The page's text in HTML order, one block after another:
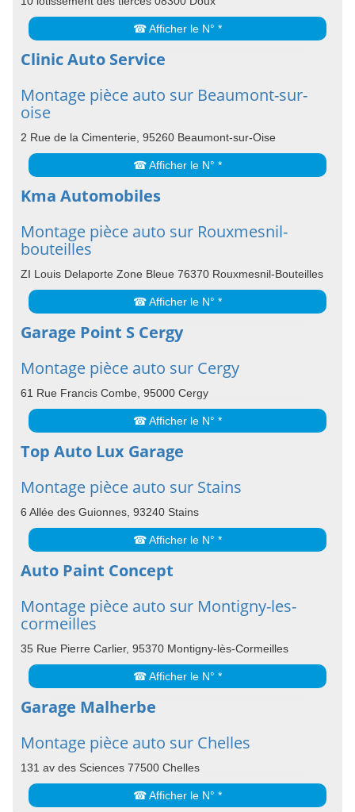
☎ Afficher le N° *
Clinic Auto Service
Montage pièce auto sur Beaumont-sur-
oise
2 Rue de la Cimenterie, 95260 Beaumont-sur-Oise
☎ Afficher le N° *
Kma Automobiles
Montage pièce auto sur Rouxmesnil-
bouteilles
ZI Louis Delaporte Zone Bleue 76370 Rouxmesnil-Bouteilles
☎ Afficher le N° *
Garage Point S Cergy
Montage pièce auto sur Cergy
61 Rue Francis Combe, 95000 Cergy
☎ Afficher le N° *
Top Auto Lux Garage
Montage pièce auto sur Stains
6 Allée des Guionnes, 93240 Stains
☎ Afficher le N° *
Auto Paint Concept
Montage pièce auto sur Montigny-les-
cormeilles
35 Rue Pierre Carlier, 95370 Montigny-lès-Cormeilles
☎ Afficher le N° *
Garage Malherbe
Montage pièce auto sur Chelles
131 av des Sciences 77500 Chelles
☎ Afficher le N° *